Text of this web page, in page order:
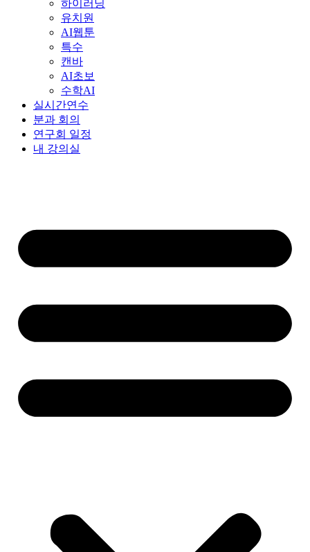
하이러닝
유치원
AI웹툰
특수
캔바
AI초보
수학AI
실시간연수
분과 회의
연구회 일정
내 강의실